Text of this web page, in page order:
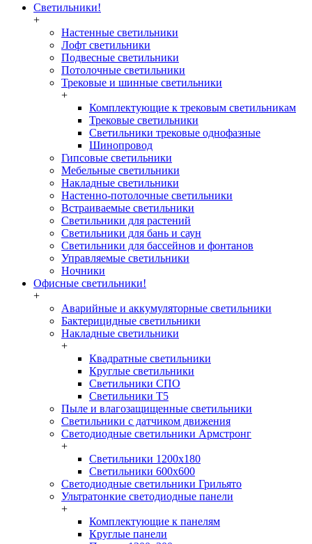
Светильники!
+
Настенные светильники
Лофт светильники
Подвесные светильники
Потолочные светильники
Трековые и шинные светильники
+
Комплектующие к трековым светильникам
Трековые светильники
Светильники трековые однофазные
Шинопровод
Гипсовые светильники
Мебельные светильники
Накладные светильники
Настенно-потолочные светильники
Встраиваемые светильники
Светильники для растений
Светильники для бань и саун
Светильники для бассейнов и фонтанов
Управляемые светильники
Ночники
Офисные светильники!
+
Аварийные и аккумуляторные светильники
Бактерицидные светильники
Накладные светильники
+
Квадратные светильники
Круглые светильники
Светильники СПО
Светильники Т5
Пыле и влагозащищенные светильники
Светильники с датчиком движения
Светодиодные светильники Армстронг
+
Светильники 1200х180
Светильники 600х600
Светодиодные светильники Грильято
Ультратонкие светодиодные панели
+
Комплектующие к панелям
Круглые панели